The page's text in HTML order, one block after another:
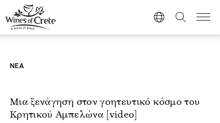
ΝΕΑ
Μια ξενάγηση στον γοητευτικό κόσμο του
Κρητικού Αμπελώνα [video]